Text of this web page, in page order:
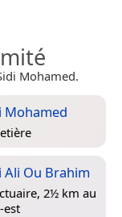
Mohamed.
Mohamed
Ali Ou Brahim
2½ km au
est